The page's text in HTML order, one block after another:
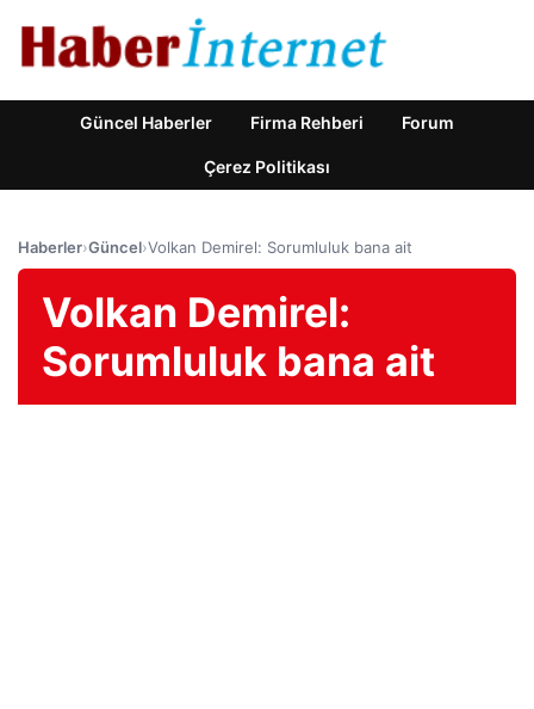
Güncel Haberler Firma Rehberi Forum
Çerez Politikası
Haberler›Güncel›Volkan Demirel: Sorumluluk bana ait
Volkan Demirel:
Sorumluluk bana ait